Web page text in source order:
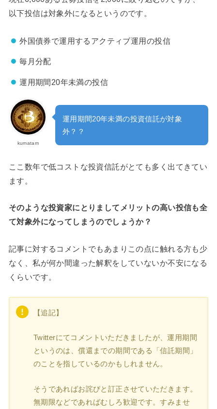
以下投信は対象外になるというのです。
外国債券で運用するアクティブ運用の投信
毎月分配
運用期間20年未満の投信
kumatam
運用期間20年未満の投資信託が対象
外？？
ここ数年で低コストな投資信託がとても多く出てきてい
ます。
そのような投資家にとりましてメリットの高い投信も全
て対象外になってしまうのでしょうか？
記事に対するコメントでもあまりこの点に触れる方も少
なく、私が何か間違った解釈をしていないか不安になる
くらいです。
【追記】
Twitterにてコメントいただきましたが、運用期間
というのは、償還までの期間である「信託期間」
のことを指しているのかもしれません。
そうであればお詫びと訂正させていただきます。
無期限などであればむしろ歓迎です。すみませ